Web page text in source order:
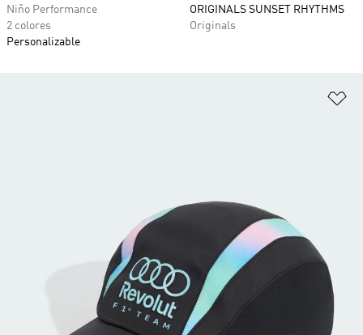
Niño Performance
2 colores
Personalizable
ORIGINALS SUNSET RHYTHMS
Originals